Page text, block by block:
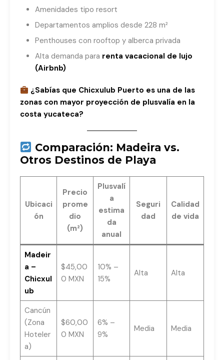
Amenidades tipo resort
Departamentos amplios desde 228 m²
Penthouses con rooftop y alberca privada
Alta demanda para renta vacacional de lujo
(Airbnb)
¿Sabías que Chicxulub Puerto es una de las
zonas con mayor proyección de plusvalía en la
costa yucateca?
Comparación: Madeira vs.
Otros Destinos de Playa
Ubicaci
ón
Precio
prome
dio
(m²)
Plusvalí
a
estima
da
anual
Seguri
dad
Calidad
de vida
Madeir
a –
Chicxul
ub
$45,00
0 MXN
10% –
15%
Alta Alta
Cancún
(Zona
Hoteler
a)
$60,00
0 MXN
6% –
9%
Media Media